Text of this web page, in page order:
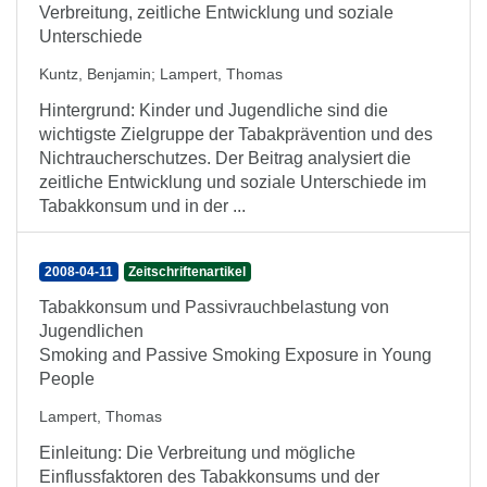
Verbreitung, zeitliche Entwicklung und soziale
Unterschiede
Kuntz, Benjamin; Lampert, Thomas
Hintergrund: Kinder und Jugendliche sind die
wichtigste Zielgruppe der Tabakprävention und des
Nichtraucherschutzes. Der Beitrag analysiert die
zeitliche Entwicklung und soziale Unterschiede im
Tabakkonsum und in der ...
2008-04-11 Zeitschriftenartikel
Tabakkonsum und Passivrauchbelastung von
Jugendlichen
Smoking and Passive Smoking Exposure in Young
People
Lampert, Thomas
Einleitung: Die Verbreitung und mögliche
Einflussfaktoren des Tabakkonsums und der